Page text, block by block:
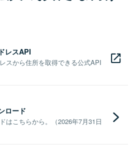
レスAPI
スから住所を取得できる公式API
ロード
はこちらから。（2026年7月31日